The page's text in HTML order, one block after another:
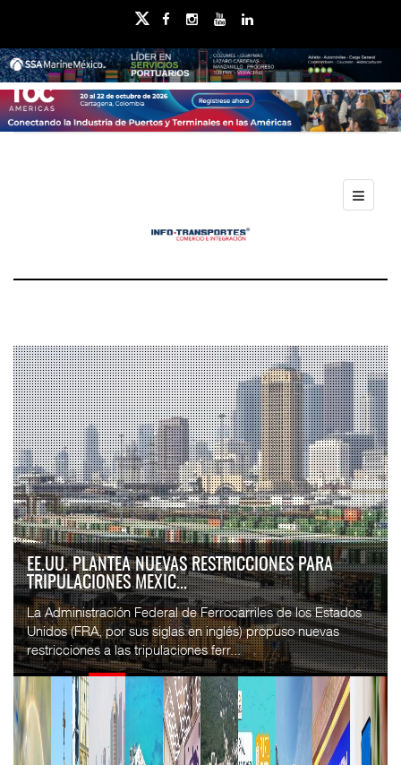
EE.UU. PLANTEA NUEVAS RESTRICCIONES PARA
TRIPULACIONES MEXIC...
La Administración Federal de Ferrocarriles de los Estados
Unidos (FRA, por sus siglas en inglés) propuso nuevas
restricciones a las tripulaciones ferr...